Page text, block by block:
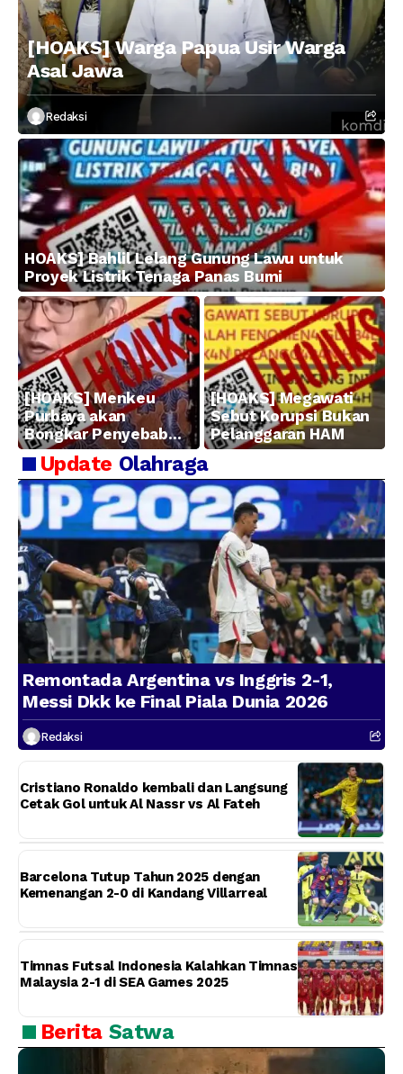
[HOAKS] Warga Papua Usir Warga
Asal Jawa
Redaksi
HOAKS] Bahlil Lelang Gunung Lawu untuk
Proyek Listrik Tenaga Panas Bumi
[HOAKS] Menkeu
Purbaya akan
Bongkar Penyebab
Kerugian BUMN
[HOAKS] Megawati
Sebut Korupsi Bukan
Pelanggaran HAM
Update Olahraga
Remontada Argentina vs Inggris 2-1,
Messi Dkk ke Final Piala Dunia 2026
Redaksi
Cristiano Ronaldo kembali dan Langsung
Cetak Gol untuk Al Nassr vs Al Fateh
Barcelona Tutup Tahun 2025 dengan
Kemenangan 2-0 di Kandang Villarreal
Timnas Futsal Indonesia Kalahkan Timnas
Malaysia 2-1 di SEA Games 2025
Berita Satwa